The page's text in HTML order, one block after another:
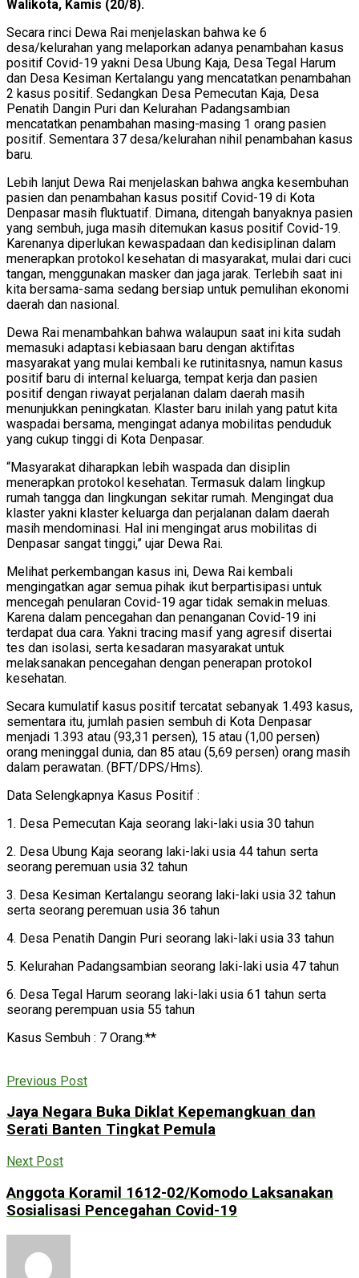
Walikota, Kamis (20/8).
Secara rinci Dewa Rai menjelaskan bahwa ke 6
desa/kelurahan yang melaporkan adanya penambahan kasus
positif Covid-19 yakni Desa Ubung Kaja, Desa Tegal Harum
dan Desa Kesiman Kertalangu yang mencatatkan penambahan
2 kasus positif. Sedangkan Desa Pemecutan Kaja, Desa
Penatih Dangin Puri dan Kelurahan Padangsambian
mencatatkan penambahan masing-masing 1 orang pasien
positif. Sementara 37 desa/kelurahan nihil penambahan kasus
baru.
Lebih lanjut Dewa Rai menjelaskan bahwa angka kesembuhan
pasien dan penambahan kasus positif Covid-19 di Kota
Denpasar masih fluktuatif. Dimana, ditengah banyaknya pasien
yang sembuh, juga masih ditemukan kasus positif Covid-19.
Karenanya diperlukan kewaspadaan dan kedisiplinan dalam
menerapkan protokol kesehatan di masyarakat, mulai dari cuci
tangan, menggunakan masker dan jaga jarak. Terlebih saat ini
kita bersama-sama sedang bersiap untuk pemulihan ekonomi
daerah dan nasional.
Dewa Rai menambahkan bahwa walaupun saat ini kita sudah
memasuki adaptasi kebiasaan baru dengan aktifitas
masyarakat yang mulai kembali ke rutinitasnya, namun kasus
positif baru di internal keluarga, tempat kerja dan pasien
positif dengan riwayat perjalanan dalam daerah masih
menunjukkan peningkatan. Klaster baru inilah yang patut kita
waspadai bersama, mengingat adanya mobilitas penduduk
yang cukup tinggi di Kota Denpasar.
“Masyarakat diharapkan lebih waspada dan disiplin
menerapkan protokol kesehatan. Termasuk dalam lingkup
rumah tangga dan lingkungan sekitar rumah. Mengingat dua
klaster yakni klaster keluarga dan perjalanan dalam daerah
masih mendominasi. Hal ini mengingat arus mobilitas di
Denpasar sangat tinggi,” ujar Dewa Rai.
Melihat perkembangan kasus ini, Dewa Rai kembali
mengingatkan agar semua pihak ikut berpartisipasi untuk
mencegah penularan Covid-19 agar tidak semakin meluas.
Karena dalam pencegahan dan penanganan Covid-19 ini
terdapat dua cara. Yakni tracing masif yang agresif disertai
tes dan isolasi, serta kesadaran masyarakat untuk
melaksanakan pencegahan dengan penerapan protokol
kesehatan.
Secara kumulatif kasus positif tercatat sebanyak 1.493 kasus,
sementara itu, jumlah pasien sembuh di Kota Denpasar
menjadi 1.393 atau (93,31 persen), 15 atau (1,00 persen)
orang meninggal dunia, dan 85 atau (5,69 persen) orang masih
dalam perawatan. (BFT/DPS/Hms).
Data Selengkapnya Kasus Positif :
1. Desa Pemecutan Kaja seorang laki-laki usia 30 tahun
2. Desa Ubung Kaja seorang laki-laki usia 44 tahun serta
seorang peremuan usia 32 tahun
3. Desa Kesiman Kertalangu seorang laki-laki usia 32 tahun
serta seorang peremuan usia 36 tahun
4. Desa Penatih Dangin Puri seorang laki-laki usia 33 tahun
5. Kelurahan Padangsambian seorang laki-laki usia 47 tahun
6. Desa Tegal Harum seorang laki-laki usia 61 tahun serta
seorang perempuan usia 55 tahun
Kasus Sembuh : 7 Orang.**
Previous Post
Jaya Negara Buka Diklat Kepemangkuan dan
Serati Banten Tingkat Pemula
Next Post
Anggota Koramil 1612-02/Komodo Laksanakan
Sosialisasi Pencegahan Covid-19